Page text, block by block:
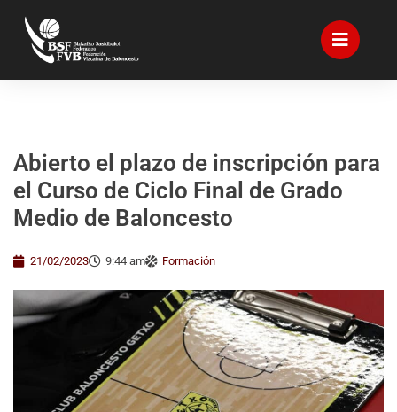
Abierto el plazo de inscripción para
el Curso de Ciclo Final de Grado
Medio de Baloncesto
21/02/2023 9:44 am Formación